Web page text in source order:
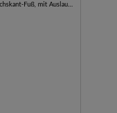
Fuß, mit Auslauf,